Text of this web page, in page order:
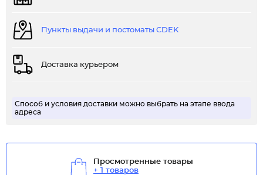
Пункты выдачи и постоматы CDEK
Доставка курьером
Способ и условия доставки можно выбрать на этапе ввода
адреса
Просмотренные товары
+ 1 товаров